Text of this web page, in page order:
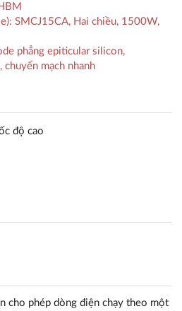
SMCJ15CA, Hai chiều, 1500W,
phẳng epiticular silicon,
mạch nhanh
độ cao
cho phép dòng điện chạy theo một